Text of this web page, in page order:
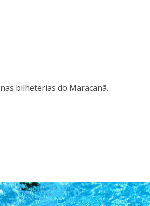
bilheterias do Maracanã.